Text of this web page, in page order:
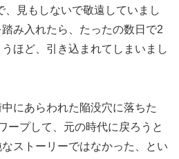
、見もしないで敬遠していまし
み入れたら、たったの数日で2
ほど、引き込まれてしまいまし
にあらわれた陥没穴に落ちた
ープして、元の時代に戻ろうと
ストーリーではなかった、とい